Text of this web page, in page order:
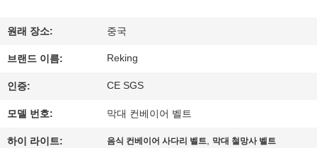
여
공
장
여
원래 장소: 중국
브랜드 이름: Reking
인증: CE SGS
모델 번호: 막대 컨베이어 벨트
하이 라이트: 음식 컨베이어 사다리 벨트, 막대 철망사 벨트